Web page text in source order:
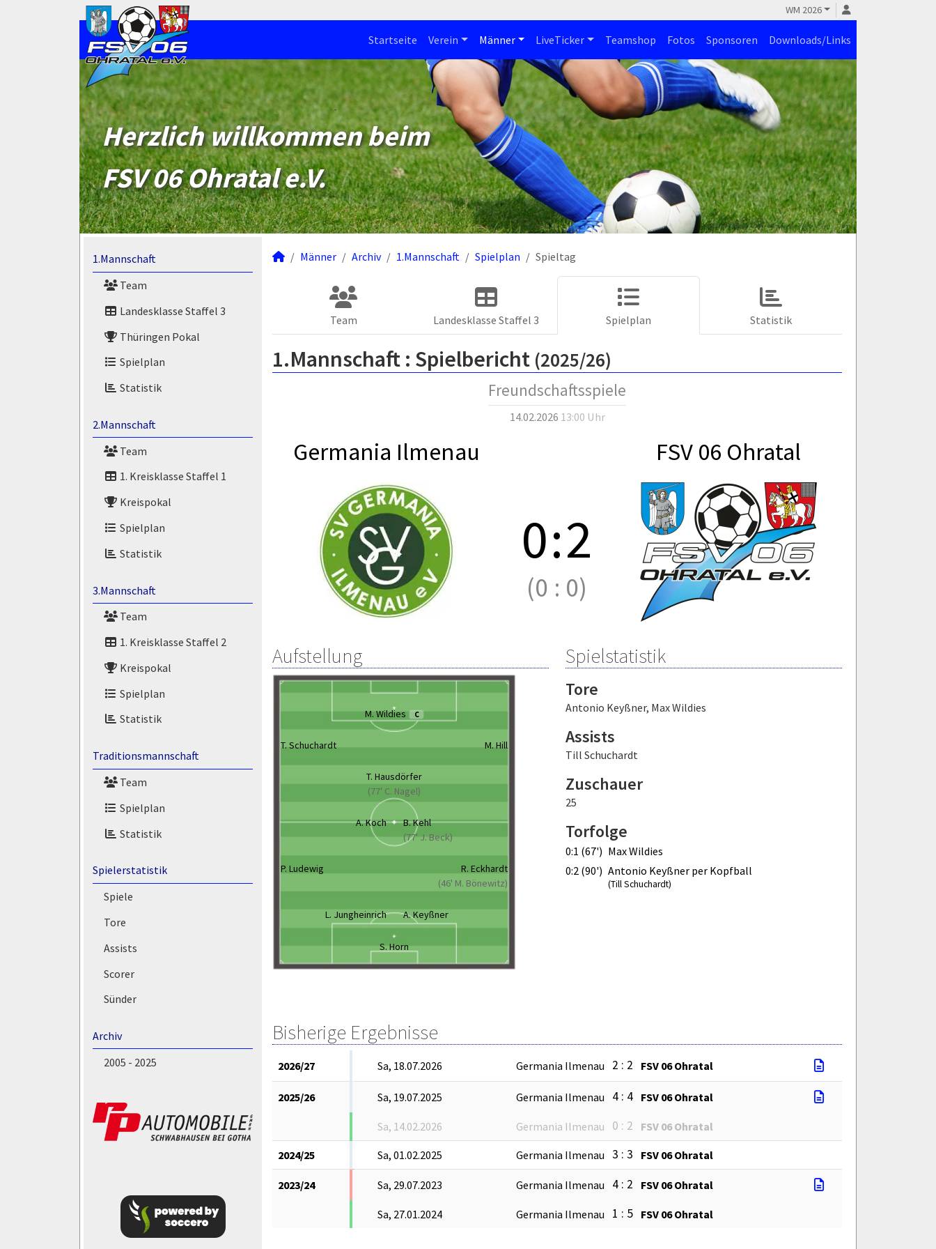
WM 2026
Startseite Verein Männer LiveTicker Teamshop Fotos Sponsoren Downloads/Links
Herzlich willkommen beim
FSV 06 Ohratal e.V.
1.Mannschaft
Team
Landesklasse Staffel 3
Thüringen Pokal
Spielplan
Statistik
2.Mannschaft
Team
1. Kreisklasse Staffel 1
Kreispokal
Spielplan
Statistik
3.Mannschaft
Team
1. Kreisklasse Staffel 2
Kreispokal
Spielplan
Statistik
Traditionsmannschaft
Team
Spielplan
Statistik
Spielerstatistik
Spiele
Tore
Assists
Scorer
Sünder
Archiv
2005 - 2025
Männer Archiv 1.Mannschaft Spielplan Spieltag
Team Landesklasse Staffel 3 Spielplan Statistik
1.Mannschaft : Spielbericht (2025/26)
Freundschaftsspiele
14.02.2026 13:00 Uhr
Germania Ilmenau FSV 06 Ohratal
0:2
(0 : 0)
Aufstellung
M. Wildies C
T. Schuchardt M. Hill
T. Hausdörfer
(77' C. Nagel)
A. Koch
B. Kehl
(77' J. Beck)
P. Ludewig
R. Eckhardt
(46' M. Bönewitz)
L. Jungheinrich A. Keyßner
S. Horn
Spielstatistik
Tore
Antonio Keyßner, Max Wildies
Assists
Till Schuchardt
Zuschauer
25
Torfolge
0:1 (67') Max Wildies
0:2 (90') Antonio Keyßner per Kopfball
(Till Schuchardt)
Bisherige Ergebnisse
2026/27 Sa, 18.07.2026 Germania Ilmenau 2 : 2 FSV 06 Ohratal
2025/26 Sa, 19.07.2025 Germania Ilmenau 4 : 4 FSV 06 Ohratal
Sa, 14.02.2026 Germania Ilmenau 0 : 2 FSV 06 Ohratal
2024/25 Sa, 01.02.2025 Germania Ilmenau 3 : 3 FSV 06 Ohratal
2023/24 Sa, 29.07.2023 Germania Ilmenau 4 : 2 FSV 06 Ohratal
Sa, 27.01.2024 Germania Ilmenau 1 : 5 FSV 06 Ohratal